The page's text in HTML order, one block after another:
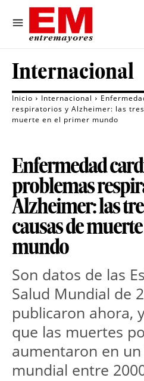
Internacional
Inicio Internacional
respiratorios y Alzheimer: las
muerte en el primer mundo
Enfermedad
problemas
Alzheimer: las
causas de
mundo
Son datos de las
Salud Mundial de
publicaron ahora,
que las muertes
aumentaron en un
mundial entre